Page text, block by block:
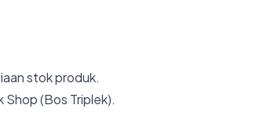
stok produk.
Shop (Bos Triplek).